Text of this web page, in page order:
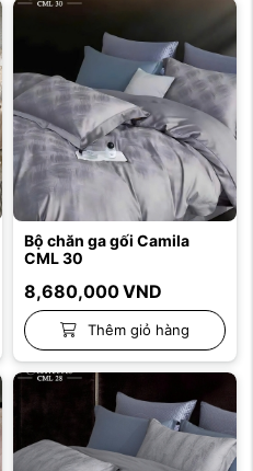
Bộ chăn ga gối Camila
CML 30
8,680,000VND
Thêm giỏ hàng